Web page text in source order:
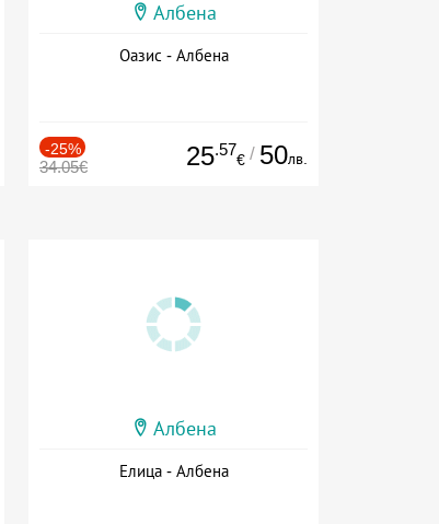
Албена
Оазис - Албена
-25%
34.05€ 25.57
€ / 50лв.
Албена
Елица - Албена